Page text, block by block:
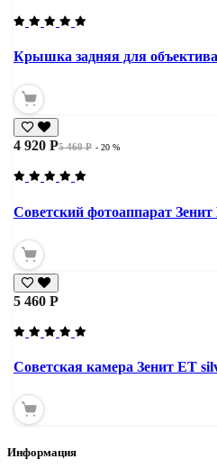
Крышка задняя для
5 460 Р
4 920 Р - 20 %
Советский фотоаппарат
5 460 Р
Советская камера Зенит ЕТ
Информация